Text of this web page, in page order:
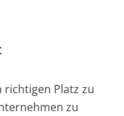
Platz zu
zu